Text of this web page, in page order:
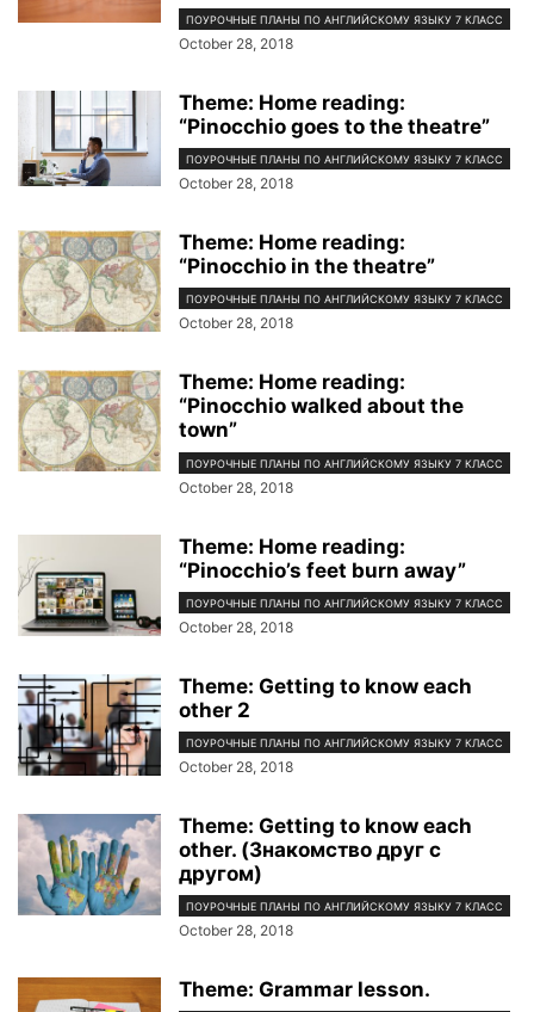
ПОУРОЧНЫЕ ПЛАНЫ ПО АНГЛИЙСКОМУ ЯЗЫКУ 7 КЛАСС
October 28, 2018
Theme: Home reading:
“Pinocchio goes to the theatre”
ПОУРОЧНЫЕ ПЛАНЫ ПО АНГЛИЙСКОМУ ЯЗЫКУ 7 КЛАСС
October 28, 2018
Theme: Home reading:
“Pinocchio in the theatre”
ПОУРОЧНЫЕ ПЛАНЫ ПО АНГЛИЙСКОМУ ЯЗЫКУ 7 КЛАСС
October 28, 2018
Theme: Home reading:
“Pinocchio walked about the
town”
ПОУРОЧНЫЕ ПЛАНЫ ПО АНГЛИЙСКОМУ ЯЗЫКУ 7 КЛАСС
October 28, 2018
Theme: Home reading:
“Pinocchio’s feet burn away”
ПОУРОЧНЫЕ ПЛАНЫ ПО АНГЛИЙСКОМУ ЯЗЫКУ 7 КЛАСС
October 28, 2018
Theme: Getting to know each
other 2
ПОУРОЧНЫЕ ПЛАНЫ ПО АНГЛИЙСКОМУ ЯЗЫКУ 7 КЛАСС
October 28, 2018
Theme: Getting to know each
other. (Знакомство друг с
другом)
ПОУРОЧНЫЕ ПЛАНЫ ПО АНГЛИЙСКОМУ ЯЗЫКУ 7 КЛАСС
October 28, 2018
Theme: Grammar lesson.